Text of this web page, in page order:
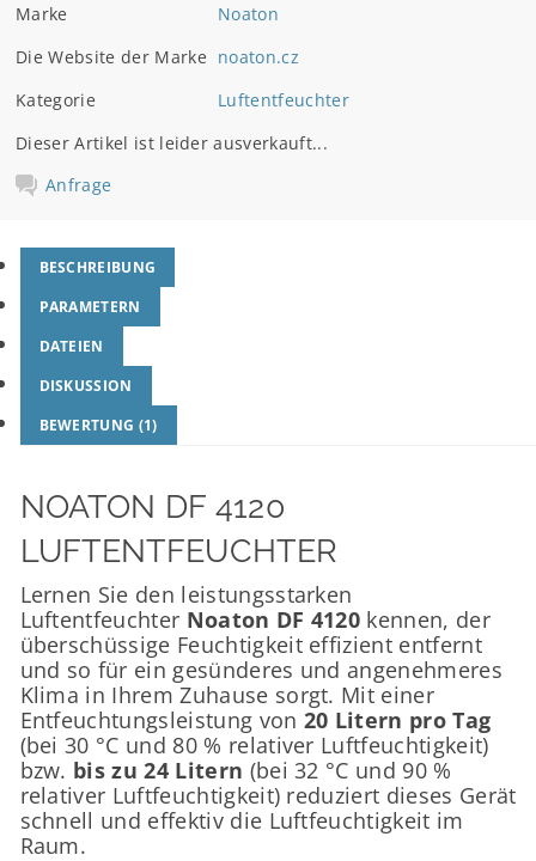
Marke
Noaton
Die Website der Marke noaton.cz
Kategorie
Luftentfeuchter
Dieser Artikel ist leider ausverkauft...
Anfrage
BESCHREIBUNG
PARAMETERN
DATEIEN
DISKUSSION
BEWERTUNG (1)
NOATON DF 4120
LUFTENTFEUCHTER
Lernen Sie den leistungsstarken
Luftentfeuchter Noaton DF 4120 kennen, der
überschüssige Feuchtigkeit effizient entfernt
und so für ein gesünderes und angenehmeres
Klima in Ihrem Zuhause sorgt. Mit einer
Entfeuchtungsleistung von 20 Litern pro Tag
(bei 30 °C und 80 % relativer Luftfeuchtigkeit)
bzw. bis zu 24 Litern (bei 32 °C und 90 %
relativer Luftfeuchtigkeit) reduziert dieses Gerät
schnell und effektiv die Luftfeuchtigkeit im
Raum.